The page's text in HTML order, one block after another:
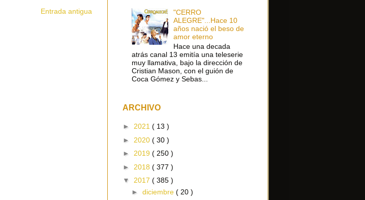
Entrada antigua
"CERRO
ALEGRE"...Hace 10
años nació el beso de
amor eterno
Hace una decada
atrás canal 13 emitía una teleserie
muy llamativa, bajo la dirección de
Cristian Mason, con el guión de
Coca Gómez y Sebas...
ARCHIVO
► 2021 ( 13 )
► 2020 ( 30 )
► 2019 ( 250 )
► 2018 ( 377 )
▼ 2017 ( 385 )
► diciembre ( 20 )